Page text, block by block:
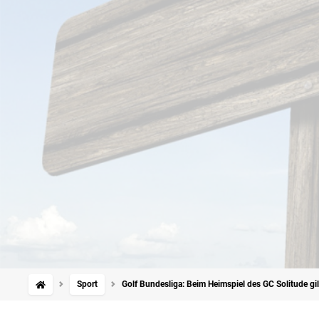
Sport Golf Bundesliga: Beim Heimspiel des GC Solitude